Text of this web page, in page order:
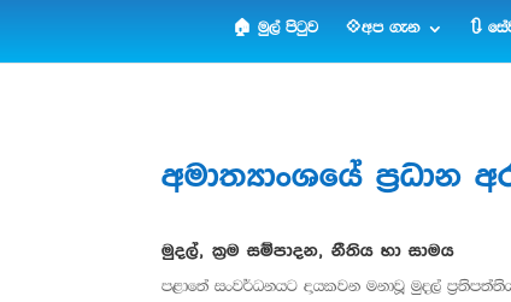
🏠 මුල් පිටුව 💠අප ගැන 🔃
අමාත්‍යාංශයේ ප්‍රධාන
මුදල්, ක්‍රම සම්පාදන, නීතිය හා සාමය
පළාතේ සංවර්ධනයට දායකවන මනාවූ මුදල්